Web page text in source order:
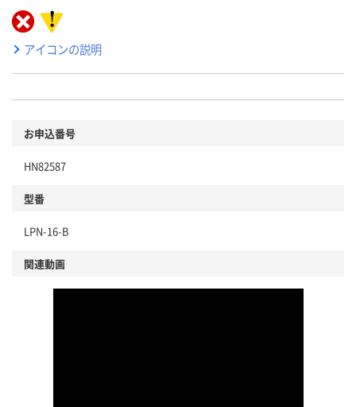
アイコンの説明
お申込番号
HN82587
型番
LPN-16-B
関連動画